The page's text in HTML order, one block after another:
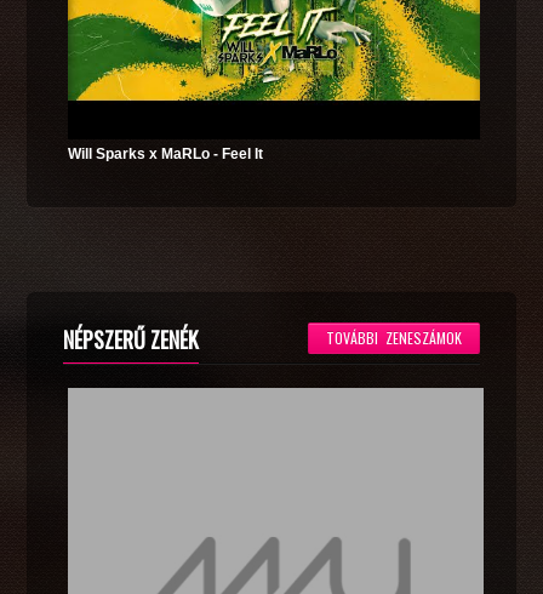
Will Sparks x MaRLo - Feel It
NÉPSZERŰ ZENÉK TOVÁBBI ZENESZÁMOK